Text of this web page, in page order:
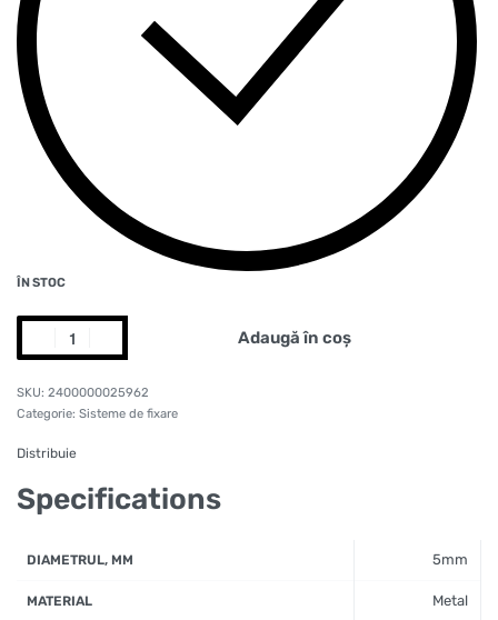
ÎN STOC
Adaugă în coș
2400000025962
Categorie: Sisteme de fixare
Distribuie
Specifications
DIAMETRUL, MM 5mm
MATERIAL Metal